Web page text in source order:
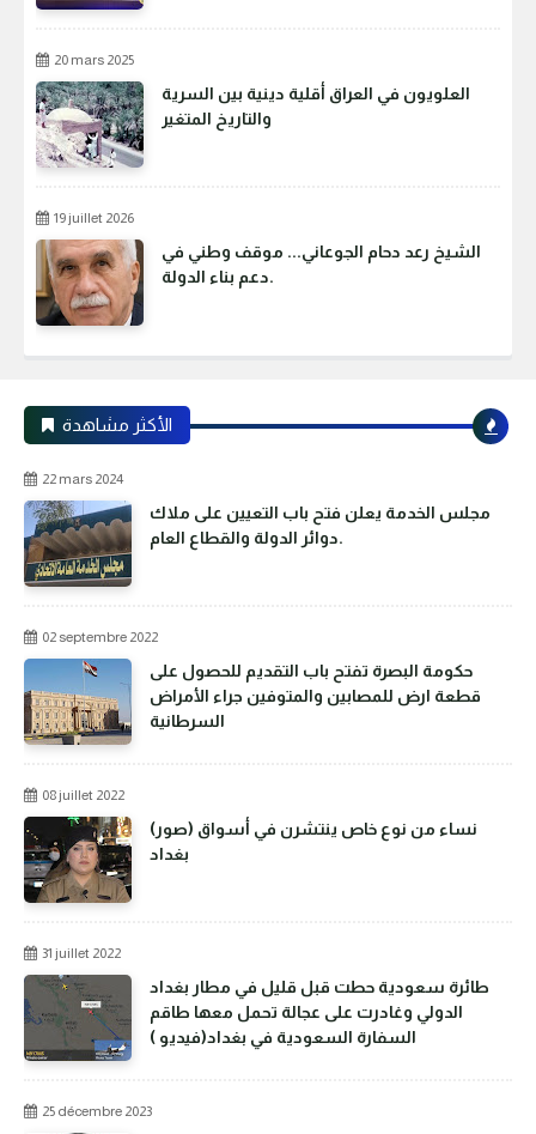
20 mars 2025
العلويون في العراق أقلية دينية بين السرية
والتاريخ المتغير
19 juillet 2026
الشيخ رعد دحام الجوعاني... موقف وطني في
دعم بناء الدولة.
الأكثر مشاهدة
22 mars 2024
مجلس الخدمة يعلن فتح باب التعيين على ملاك
دوائر الدولة والقطاع العام.
02 septembre 2022
حكومة البصرة تفتح باب التقديم للحصول على
قطعة ارض للمصابين والمتوفين جراء الأمراض
السرطانية
08 juillet 2022
(صور) نساء من نوع خاص ينتشرن في أسواق
بغداد
31 juillet 2022
طائرة سعودية حطت قبل قليل في مطار بغداد
الدولي وغادرت على عجالة تحمل معها طاقم
السفارة السعودية في بغداد(فيديو )
25 décembre 2023